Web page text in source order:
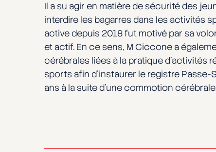
Il a su agir en matière de sécurité des
interdire les bagarres dans les activités
active depuis 2018 fut motivé par sa
et actif. En ce sens, M Ciccone a
cérébrales liées à la pratique d’activités
sports afin d’instaurer le registre
ans à la suite d’une commotion